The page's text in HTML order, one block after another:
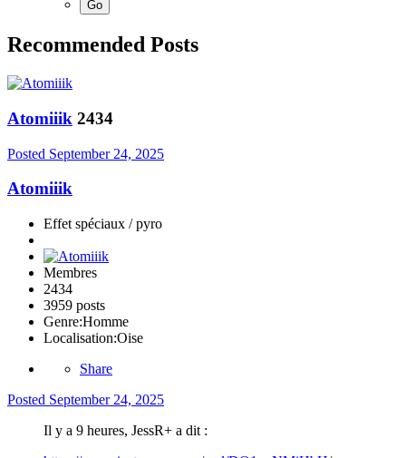
Recommended Posts
Atomiiik 2434
Posted September 24, 2025
Atomiiik
Effet spéciaux / pyro
Membres
2434
3959 posts
Genre:Homme
Localisation:Oise
Share
Posted September 24, 2025
Il y a 9 heures, JessR+ a dit :